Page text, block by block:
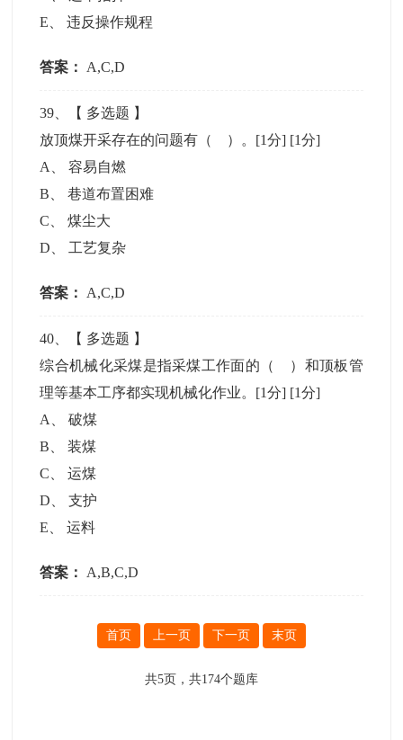
E 、违反操作规程
答案： A,C,D
39 、【 多选题 】
放顶煤开采存在的问题有（ ）。[1分] [1分]
A
、容易自燃
B 、巷道布置困难
C 、煤尘大
D
工艺复杂
答案： A,C,D
40 、【 多选题 】
综合机械化采煤是指采煤工作面的（ ）和顶板管
理等基本工序都实现机械化作业。[1分] [1分]
A
、破煤
B 、装煤
C 、运煤
D 、支护
E 、运料
答案： A,B,C,D
首页 上一页 下一页 末页
共5页，共174个题库